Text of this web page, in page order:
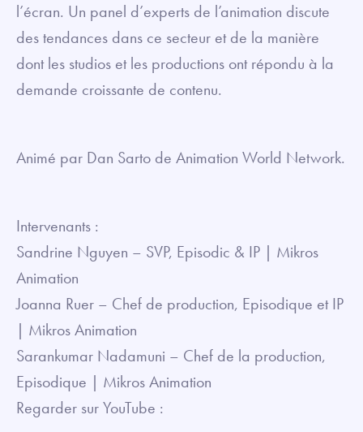
l’écran. Un panel d’experts de l’animation discute
des tendances dans ce secteur et de la manière
dont les studios et les productions ont répondu à la
demande croissante de contenu.
Animé par Dan Sarto de Animation World Network.
Intervenants :
Sandrine Nguyen – SVP, Episodic & IP | Mikros
Animation
Joanna Ruer – Chef de production, Episodique et IP
| Mikros Animation
Sarankumar Nadamuni – Chef de la production,
Episodique | Mikros Animation
Regarder sur YouTube :